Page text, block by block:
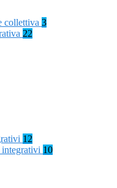
collettiva 3
22
12
10